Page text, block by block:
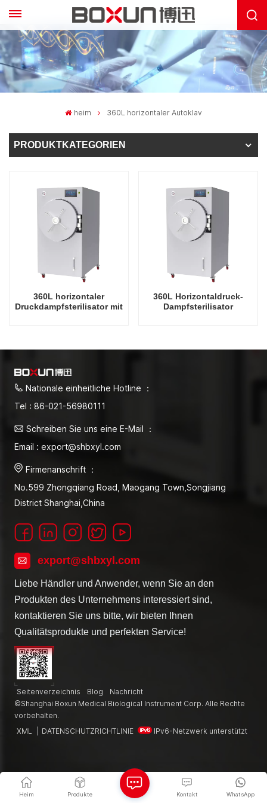
heim 360L horizontaler Autoklav
PRODUKTKATEGORIEN
360L horizontaler
Druckdampfsterilisator mit
360L Horizontaldruck-
Dampfsterilisator
Nationale einheitliche Hotline ：
Tel : 86-021-56980111
Schreiben Sie uns eine E-Mail ：
Email : export@shbxyl.com
Firmenanschrift ：
No.599 Zhongqiang Road, Maogang Town,Songjiang
District Shanghai,China
export@shbxyl.com
Liebe Händler und Anwender, wenn Sie an den
Produkten des Unternehmens interessiert sind,
kontaktieren Sie uns bitte, wir bieten Ihnen
Qualitätsprodukte und perfekten Service!
Seitenverzeichnis Blog
Nachricht
©Shanghai Boxun Medical Biological Instrument Corp. Alle Rechte
vorbehalten.
XML
DATENSCHUTZRICHTLINIE IPv6-Netzwerk unterstützt
Heim Produkte WhatsApp
Kontakt